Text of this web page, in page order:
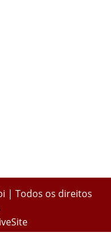
| Todos os direitos